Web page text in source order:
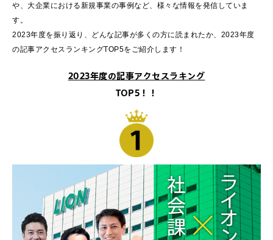
や、大企業における新規事業の事例など、様々な情報を発信していま
す。
2023年度を振り返り、どんな記事が多くの方に読まれたか、2023年度
の記事アクセスランキングTOP5をご紹介します！
2023年度の記事アクセスラキング
TOP5！！